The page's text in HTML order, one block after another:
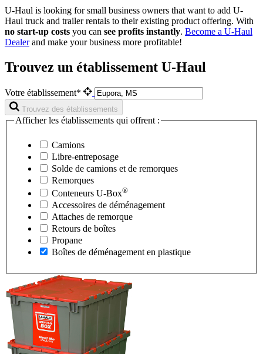
U-Haul is looking for small business owners that want to add U-
Haul truck and trailer rentals to their existing product offering. With
no start-up costs you can see profits instantly. Become a U-Haul
Dealerand make your business more profitable!
Trouvez un établissement U-Haul
Votre établissement*
Trouvez des établissements
Afficher les établissements qui offrent :
Camions
Libre-entreposage
Solde de camions et de remorques
Remorques
Conteneurs U-Box®
Accessoires de déménagement
Attaches de remorque
Retours de boîtes
Propane
Boîtes de déménagement en plastique